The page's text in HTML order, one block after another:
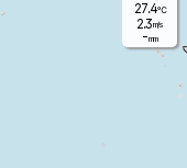
27.4℃
2.3m/s
-mm